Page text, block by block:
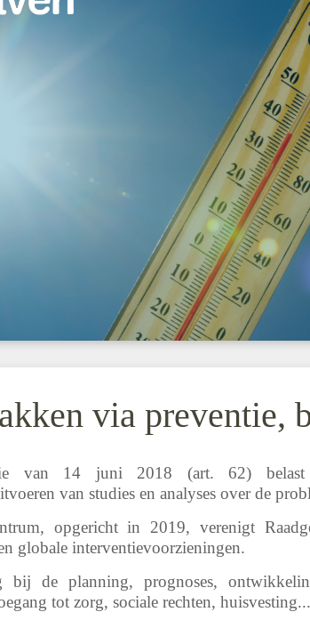
via preventie,
van 14 juni 2018 (art. 62)
van studies en analyses over de
opgericht in 2019, verenigt
globale interventievoorzieningen.
bij de planning, prognoses,
tot zorg, sociale rechten,